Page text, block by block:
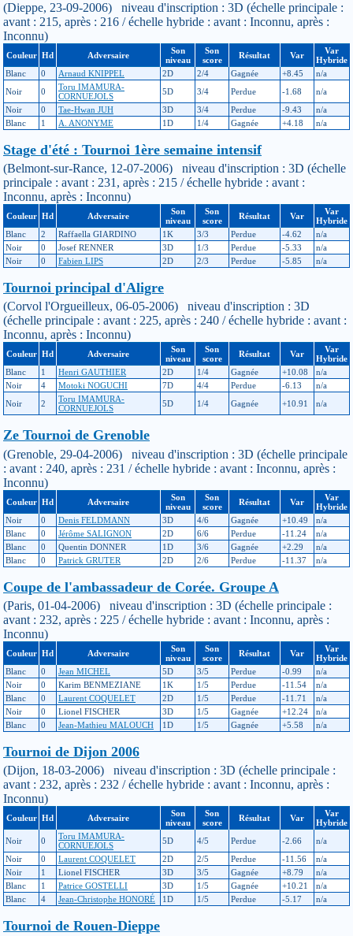
(Dieppe, 23-09-2006) niveau d'inscription : 3D (échelle principale :
avant : 215, après : 216 / échelle hybride : avant : Inconnu, après :
Inconnu)
Couleur Hd Adversaire
Son
niveau
Son
score
Résultat Var
Var
Hybride
Blanc
0 Arnaud KNIPPEL 2D 2/4 Gagnée +8.45
n/a
Noir
0
Toru IMAMURA-
CORNUEJOLS
5D 3/4 Perdue -1.68
n/a
Noir
0 Tae-Hwan JUH 3D 3/4 Perdue -9.43
n/a
Blanc
1 A. ANONYME 1D 1/4 Gagnée +4.18 n/a
Stage d'été : Tournoi 1ère semaine intensif
(Belmont-sur-Rance, 12-07-2006) niveau d'inscription : 3D (échelle
principale : avant : 231, après : 215 / échelle hybride : avant :
Inconnu, après : Inconnu)
Couleur Hd Adversaire
Son
niveau
Son
score
Résultat Var
Var
Hybride
Blanc
2 Raffaella GIARDINO 1K 3/3 Perdue -4.62
n/a
Noir
0 Josef RENNER 3D 1/3 Perdue -5.33
n/a
Noir
0 Fabien LIPS 2D 2/3 Perdue -5.85 n/a
Tournoi principal d'Aligre
(Corvol l'Orgueilleux, 06-05-2006) niveau d'inscription : 3D
(échelle principale : avant : 225, après : 240 / échelle hybride : avant :
Inconnu, après : Inconnu)
Couleur Hd Adversaire
Son
niveau
Son
score
Résultat Var
Var
Hybride
Blanc
1 Henri GAUTHIER 2D 1/4 Gagnée +10.08
n/a
Noir
4 Motoki NOGUCHI 7D 4/4 Perdue -6.13
n/a
Noir
2
Toru IMAMURA-
CORNUEJOLS
5D 1/4 Gagnée +10.91 n/a
Ze Tournoi de Grenoble
(Grenoble, 29-04-2006) niveau d'inscription : 3D (échelle principale
: avant : 240, après : 231 / échelle hybride : avant : Inconnu, après :
Inconnu)
Couleur Hd Adversaire
Son
niveau
Son
score
Résultat Var
Var
Hybride
Noir
0 Denis FELDMANN 3D 4/6 Gagnée +10.49
n/a
Blanc
0 Jérôme SALIGNON 2D 6/6 Perdue -11.24
n/a
Blanc
0 Quentin DONNER 1D 3/6 Gagnée +2.29
n/a
Blanc
0 Patrick GRUTER 2D 2/6 Perdue -11.37 n/a
Coupe de l'ambassadeur de Corée. Groupe A
(Paris, 01-04-2006) niveau d'inscription : 3D (échelle principale :
avant : 232, après : 225 / échelle hybride : avant : Inconnu, après :
Inconnu)
Couleur Hd Adversaire
Son
niveau
Son
score
Résultat Var
Var
Hybride
Blanc
0 Jean MICHEL 5D 3/5 Perdue -0.99
n/a
Noir
0 Karim BENMEZIANE 1K 1/5 Perdue -11.54
n/a
Blanc
0 Laurent COQUELET 2D 1/5 Perdue -11.71
n/a
Noir
0 Lionel FISCHER 3D 1/5 Gagnée +12.24
n/a
Blanc
0 Jean-Mathieu MALOUCH 1D 1/5 Gagnée +5.58 n/a
Tournoi de Dijon 2006
(Dijon, 18-03-2006) niveau d'inscription : 3D (échelle principale :
avant : 232, après : 232 / échelle hybride : avant : Inconnu, après :
Inconnu)
Couleur Hd Adversaire
Son
niveau
Son
score
Résultat Var
Var
Hybride
Noir
0
Toru IMAMURA-
CORNUEJOLS
5D 4/5 Perdue -2.66
n/a
Noir
0 Laurent COQUELET 2D 2/5 Perdue -11.56
n/a
Noir
1 Lionel FISCHER 3D 3/5 Gagnée +8.79
n/a
Blanc
1 Patrice GOSTELLI 3D 1/5 Gagnée +10.21
n/a
Blanc
4 Jean-Christophe HONORÉ 1D 1/5 Perdue -5.17 n/a
Tournoi de Rouen-Dieppe